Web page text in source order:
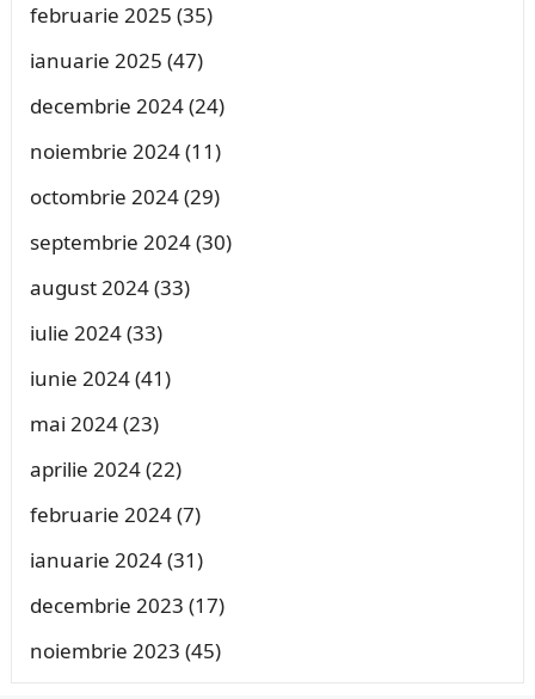
februarie 2025 (35)
ianuarie 2025 (47)
decembrie 2024(24)
noiembrie 2024(11)
octombrie 2024(29)
septembrie 2024(30)
august 2024(33)
iulie 2024(33)
iunie 2024(41)
mai 2024(23)
aprilie 2024(22)
februarie 2024(7)
ianuarie 2024(31)
decembrie 2023 (17)
noiembrie 2023 (45)